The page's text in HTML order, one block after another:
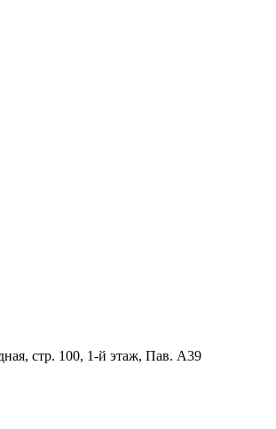
стр. 100, 1-й этаж, Пав. А39